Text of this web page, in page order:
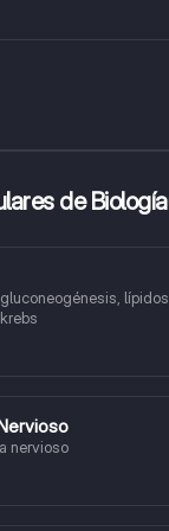
de Biología
lípidos,
nervioso